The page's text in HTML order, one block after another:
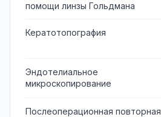
помощи линзы Гольдмана
Кератотопография
Эндотелиальное
микроскопирование
Послеоперационная повторная